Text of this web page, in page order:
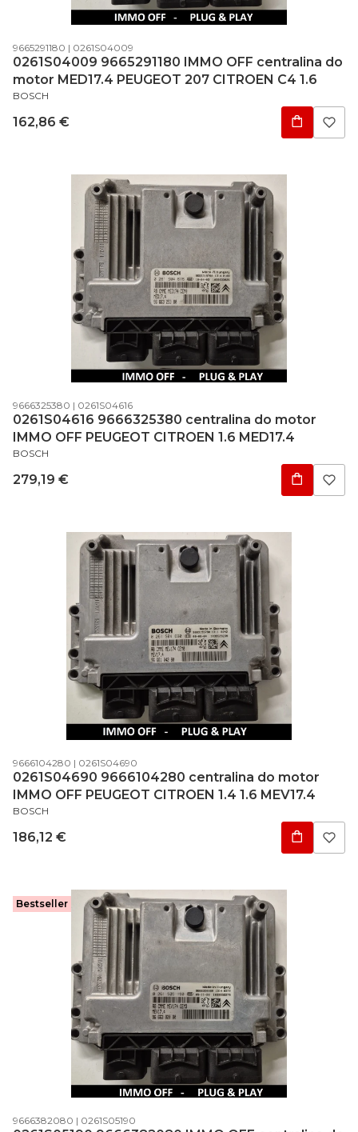
Código do produto
9665291180 Código do fabricante
0261S04009
0261S04009 9665291180 IMMO OFF centralina do
motor MED17.4 PEUGEOT 207 CITROEN C4 1.6
FABRICANTE
BOSCH
Preço
162,86 €
Código do produto
9666325380 Código do fabricante
0261S04616
0261S04616 9666325380 centralina do motor
IMMO OFF PEUGEOT CITROEN 1.6 MED17.4
FABRICANTE
BOSCH
Preço
279,19 €
Código do produto
9666104280 Código do fabricante
0261S04690
0261S04690 9666104280 centralina do motor
IMMO OFF PEUGEOT CITROEN 1.4 1.6 MEV17.4
FABRICANTE
BOSCH
Preço
186,12 €
Bestseller
Código do produto
9666382080 Código do fabricante
0261S05190